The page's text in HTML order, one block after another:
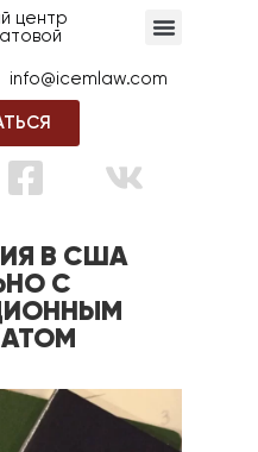
центр
info@icemlaw.com
В США
С